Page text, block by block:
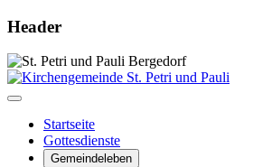
Header
Startseite
Gottesdienste
Gemeindeleben